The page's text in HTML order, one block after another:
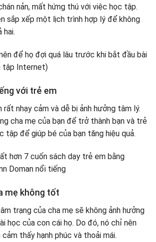
nản, mất hứng thú với việc học tập.
sắp xếp một lịch trình hợp lý để không
hai.
với trẻ em
rất nhạy cảm và dễ bị ảnh hưởng tâm lý.
cha mẹ của bạn để trở thành bạn và trẻ
tập để giúp bé của bạn tăng hiệu quả.
hơn 7 cuốn sách dạy trẻ em bằng
Doman nổi tiếng
mẹ không tốt
trạng của cha mẹ sẽ không ảnh hưởng
học của con cái họ. Do đó, nó chỉ nên
thấy hạnh phúc và thoải mái.